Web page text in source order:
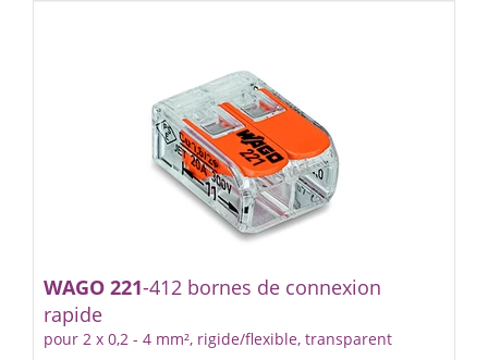
WAGO 221-412 bornes de connexion
rapide
pour 2 x 0,2 - 4 mm², rigide/flexible, transparent